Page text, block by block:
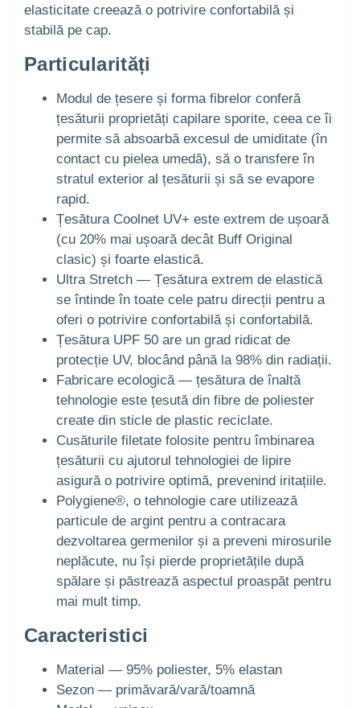
elasticitate creează o potrivire confortabilă și
stabilă pe cap.
Particularități
Modul de țesere și forma fibrelor conferă
țesăturii proprietăți capilare sporite, ceea ce îi
permite să absoarbă excesul de umiditate (în
contact cu pielea umedă), să o transfere în
stratul exterior al țesăturii și să se evapore
rapid.
Țesătura Coolnet UV+ este extrem de ușoară
(cu 20% mai ușoară decât Buff Original
clasic) și foarte elastică.
Ultra Stretch — Țesătura extrem de elastică
se întinde în toate cele patru direcții pentru a
oferi o potrivire confortabilă și confortabilă.
Țesătura UPF 50 are un grad ridicat de
protecție UV, blocând până la 98% din radiații.
Fabricare ecologică — țesătura de înaltă
tehnologie este țesută din fibre de poliester
create din sticle de plastic reciclate.
Cusăturile filetate folosite pentru îmbinarea
țesăturii cu ajutorul tehnologiei de lipire
asigură o potrivire optimă, prevenind iritațiile.
Polygiene®, o tehnologie care utilizează
particule de argint pentru a contracara
dezvoltarea germenilor și a preveni mirosurile
neplăcute, nu își pierde proprietățile după
spălare și păstrează aspectul proaspăt pentru
mai mult timp.
Caracteristici
Material — 95% poliester, 5% elastan
Sezon — primăvară/vară/toamnă